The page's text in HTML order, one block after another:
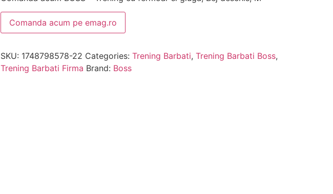
Comanda acum pe emag.ro
SKU: 1748798578-22 Categories: Trening Barbati, Trening Barbati Boss,
Trening Barbati Firma Brand: Boss